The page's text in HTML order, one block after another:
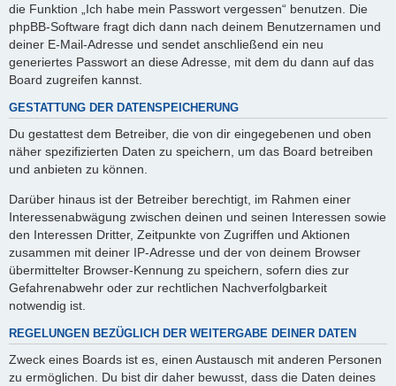
die Funktion „Ich habe mein Passwort vergessen“ benutzen. Die
phpBB-Software fragt dich dann nach deinem Benutzernamen und
deiner E-Mail-Adresse und sendet anschließend ein neu
generiertes Passwort an diese Adresse, mit dem du dann auf das
Board zugreifen kannst.
GESTATTUNG DER DATENSPEICHERUNG
Du gestattest dem Betreiber, die von dir eingegebenen und oben
näher spezifizierten Daten zu speichern, um das Board betreiben
und anbieten zu können.
Darüber hinaus ist der Betreiber berechtigt, im Rahmen einer
Interessenabwägung zwischen deinen und seinen Interessen sowie
den Interessen Dritter, Zeitpunkte von Zugriffen und Aktionen
zusammen mit deiner IP-Adresse und der von deinem Browser
übermittelter Browser-Kennung zu speichern, sofern dies zur
Gefahrenabwehr oder zur rechtlichen Nachverfolgbarkeit
notwendig ist.
REGELUNGEN BEZÜGLICH DER WEITERGABE DEINER DATEN
Zweck eines Boards ist es, einen Austausch mit anderen Personen
zu ermöglichen. Du bist dir daher bewusst, dass die Daten deines